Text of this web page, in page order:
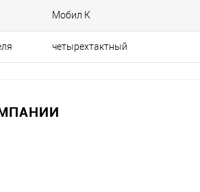
Мобил К
четырехтактный